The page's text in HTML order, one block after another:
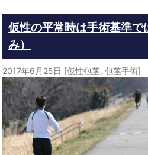
仮性の平常時は手術基準
み）
2017年6月25日 [仮性包茎,包茎手術]